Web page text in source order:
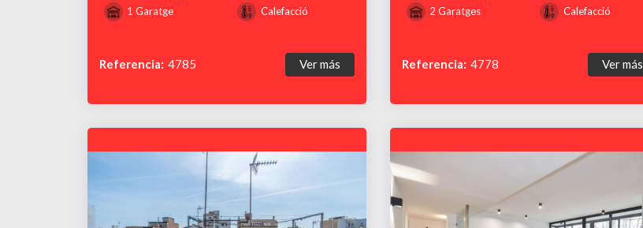
1 Garatge
Calefacció
Referencia: 4785 Ver más
2 Garatges
Calefacció
Referencia: 4778 Ver más